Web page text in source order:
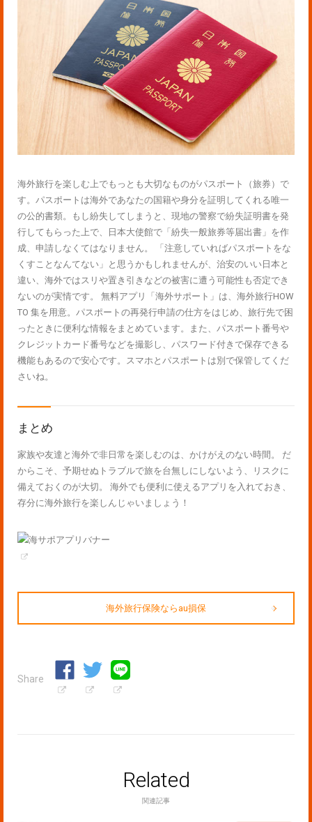
海外旅行を楽しむ上でもっとも大切なものがパスポート（旅券）で
す。パスポートは海外であなたの国籍や身分を証明してくれる唯一
の公的書類。もし紛失してしまうと、現地の警察で紛失証明書を発
行してもらった上で、日本大使館で「紛失一般旅券等届出書」を作
成、申請しなくてはなりません。 「注意していればパスポートをな
くすことなんてない」と思うかもしれませんが、治安のいい日本と
違い、海外ではスリや置き引きなどの被害に遭う可能性も否定でき
ないのが実情です。 無料アプリ「海外サポート」は、海外旅行HOW
TO 集を用意。パスポートの再発行申請の仕方をはじめ、旅行先で困
ったときに便利な情報をまとめています。また、パスポート番号や
クレジットカード番号などを撮影し、パスワード付きで保存できる
機能もあるので安心です。スマホとパスポートは別で保管してくだ
さいね。
まとめ
家族や友達と海外で非日常を楽しむのは、かけがえのない時間。 だ
からこそ、予期せぬトラブルで旅を台無しにしないよう、リスクに
備えておくのが大切。 海外でも便利に使えるアプリを入れておき、
存分に海外旅行を楽しんじゃいましょう！
海外旅行保険ならau損保
Share
Related
関連記事